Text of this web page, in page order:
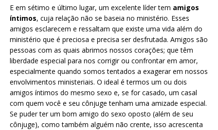
E em sétimo e último lugar, um excelente líder tem amigos
íntimos, cuja relação não se baseia no ministério. Esses
amigos esclarecem e ressaltam que existe uma vida além do
ministério que é preciosa e precisa ser desfrutada. Amigos são
pessoas com as quais abrimos nossos corações; que têm
liberdade especial para nos corrigir ou confrontar em amor,
especialmente quando somos tentados a exagerar em nossos
envolvimentos ministeriais. O ideal é termos um ou dois
amigos íntimos do mesmo sexo e, se for casado, um casal
com quem você e seu cônjuge tenham uma amizade especial.
Se puder ter um bom amigo do sexo oposto (além de seu
cônjuge), como também alguém não crente, isso acrescenta